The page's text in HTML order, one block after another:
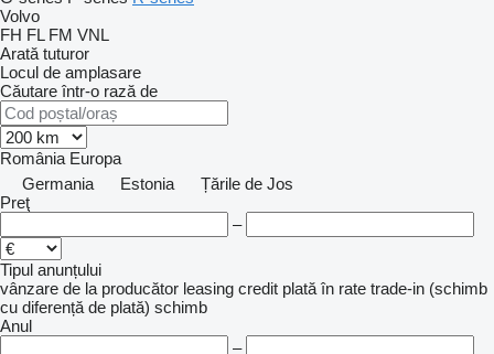
Volvo
FH FL FM VNL
Arată tuturor
Locul de amplasare
Căutare într-o rază de
România Europa
Germania
Estonia
Țările de Jos
Preţ
–
Tipul anunțului
vânzare de la producător leasing credit plată în rate trade-in (schimb
cu diferență de plată) schimb
Anul
–